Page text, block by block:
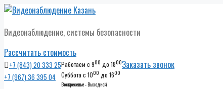
Перейти
содержимому
Видеонаблюдение, системы безопасности
Рассчитать стоимость
+7 (843) 20 333 25
+7 (967) 36 395 04
Работаем с 900 до 1800
Суббота с 1000 до 1600
Воскресенье - Выходной
Заказать звонок